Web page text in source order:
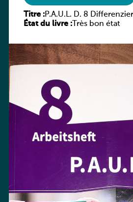
Titre :P.A.U.L. D. 8 Differenzierende Ausgabe
Luxemburg – Arbeitsheft
État du livre :Très bon état